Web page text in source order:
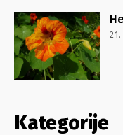
Kategorije